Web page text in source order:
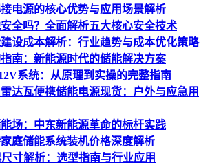
电源的核心优势与应用场景解析
全吗？全面解析五大核心安全技术
设成本解析：行业趋势与成本优化策略
南：新能源时代的储能解决方案
系统：从原理到实操的完整指南
达瓦便携储能电源现货：户外与应急用
场：中东新能源革命的标杆实践
庭储能系统装机价格深度解析
寸解析：选型指南与行业应用